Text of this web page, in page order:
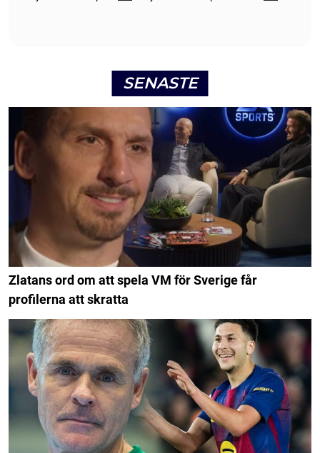
SENASTE
Zlatans ord om att spela VM för Sverige får
profilerna att skratta